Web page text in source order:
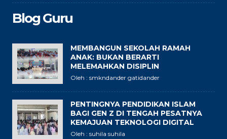
Blog Guru
MEMBANGUN SEKOLAH RAMAH
ANAK: BUKAN BERARTI
MELEMAHKAN DISIPLIN
Oleh : smkndander gatidander
PENTINGNYA PENDIDIKAN ISLAM
BAGI GEN Z DI TENGAH PESATNYA
KEMAJUAN TEKNOLOGI DIGITAL
Oleh : suhila suhila